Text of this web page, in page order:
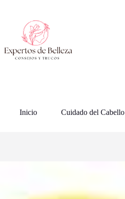
contenido
Inicio Cuidado del Cabello